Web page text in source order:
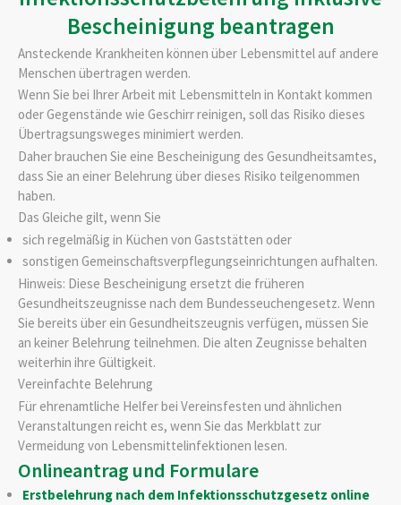
Bescheinigung beantragen
Ansteckende Krankheiten können über Lebensmittel auf andere
Menschen übertragen werden.
Wenn Sie bei Ihrer Arbeit mit Lebensmitteln in Kontakt kommen
oder Gegenstände wie Geschirr reinigen, soll das Risiko dieses
Übertragsungsweges minimiert werden.
Daher brauchen Sie eine Bescheinigung des Gesundheitsamtes,
dass Sie an einer Belehrung über dieses Risiko teilgenommen
haben.
Das Gleiche gilt, wenn Sie
sich regelmäßig in Küchen von Gaststätten oder
sonstigen Gemeinschaftsverpflegungseinrichtungen aufhalten.
Hinweis: Diese Bescheinigung ersetzt die früheren
Gesundheitszeugnisse nach dem Bundesseuchengesetz. Wenn
Sie bereits über ein Gesundheitszeugnis verfügen, müssen Sie
an keiner Belehrung teilnehmen. Die alten Zeugnisse behalten
weiterhin ihre Gültigkeit.
Vereinfachte Belehrung
Für ehrenamtliche Helfer bei Vereinsfesten und ähnlichen
Veranstaltungen reicht es, wenn Sie das Merkblatt zur
Vermeidung von Lebensmittelinfektionen lesen.
Onlineantrag und Formulare
Erstbelehrung nach dem Infektionsschutzgesetz online